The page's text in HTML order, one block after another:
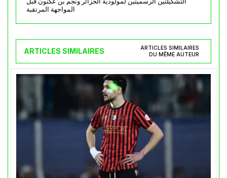
المواجهة المرتقبة
ARTICLES SIMILAIRES
ARTICLES SIMILAIRES
DU MÊME AUTEUR